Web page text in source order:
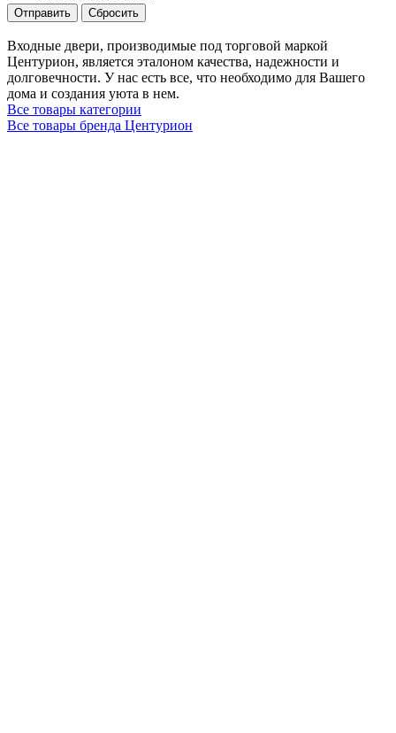
Сбросить
Входные двери, производимые под торговой маркой
Центурион, является эталоном качества, надежности и
долговечности. У нас есть все, что необходимо для Вашего
дома и создания уюта в нем.
Все товары категории
Все товары бренда Центурион